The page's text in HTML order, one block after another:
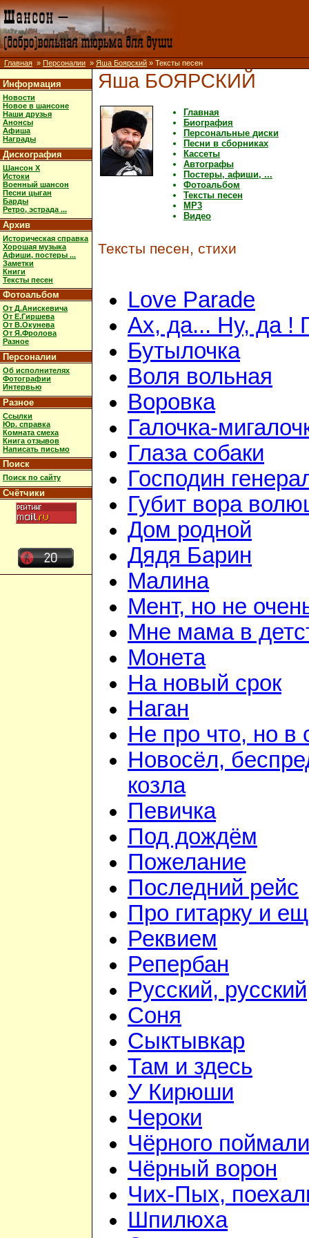
Главная » Персоналии » Яша Боярский » Тексты песен
Информация
Новости
Новое в шансоне
Наши друзья
Анонсы
Афиша
Награды
Дискография
Шансон X
Истоки
Военный шансон
Песни цыган
Барды
Ретро, эстрада ...
Архив
Историческая справка
Хорошая музыка
Афиши, постеры ...
Заметки
Книги
Тексты песен
Фотоальбом
От Д.Анискевича
От Е.Гиршева
От В.Окунева
От Я.Фролова
Разное
Персоналии
Об исполнителях
Фотографии
Интервью
Разное
Ссылки
Юр. справка
Комната смеха
Книга отзывов
Написать письмо
Поиск
Поиск по сайту
Счётчики
Яша БОЯРСКИЙ
Главная
Биография
Персональные диски
Песни в сборниках
Кассеты
Автографы
Постеры, афиши, ...
Фотоальбом
Тексты песен
MP3
Видео
Тексты песен, стихи
Love Parade
Ах, да... Ну, да !
Бутылочка
Воля вольная
Воровка
Галочка-
Глаза собаки
Господин
Губит вора
Дом родной
Дядя Барин
Малина
Мент, но не
Мне мама в
Монета
На новый срок
Наган
Не про что, но в
Новосёл,
козла
Певичка
Под дождём
Пожелание
Последний рейс
Про гитарку и
Реквием
Репербан
Русский, русский
Соня
Сыктывкар
Там и здесь
У Кирюши
Чероки
Чёрного поймали
Чёрный ворон
Чих-Пых,
Шпилюха